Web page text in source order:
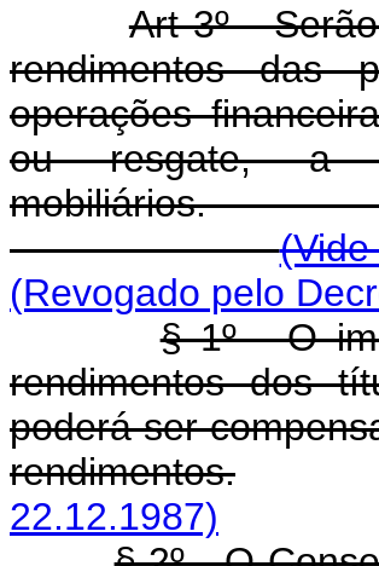
Art 3º -
rendimentos das
operações
ou resgate, a
mobiliários.
(Revogado pelo
§ 1º - O
rendimentos dos
poderá ser
rendimentos.
22.12.1987)